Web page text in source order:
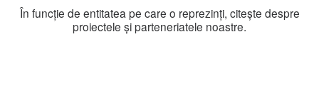
În funcție de entitatea pe care o reprezinți, citește despre
proiectele și parteneriatele noastre.